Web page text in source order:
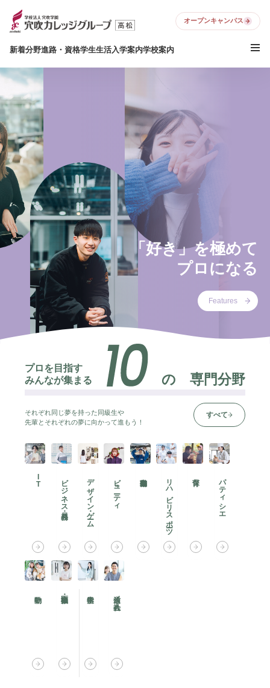
新着分野進路・資格学生生活入学案内学校案内
オープンキャンパス
「好き」を極めて
プロになる
Features
プロを目指す
みんなが集まる
の 専門分野
それぞれ同じ夢を持った同級生や
先輩とそれぞれの夢に向かって進もう！
すべて
T
ビジネス・公務員 デザイン・ゲーム ビューティ リハビリ・スポーツ パティシエ